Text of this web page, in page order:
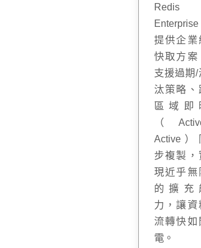
Redis
Enterprise
提供企業
快取方案
支援過期/
汰策略、
區域即
（
Active）
步複製，
現近乎無
的擴充
力，讓資
流轉快如
電。